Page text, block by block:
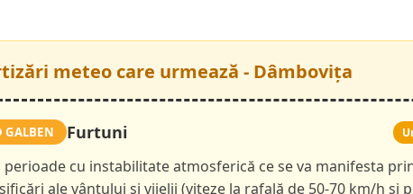
meteo care urmează - Dâmbovița
GALBEN Furtuni
perioade cu instabilitate atmosferică ce se va manifesta
ale vântului și vijelii (viteze la rafală de 50-70 km/h și